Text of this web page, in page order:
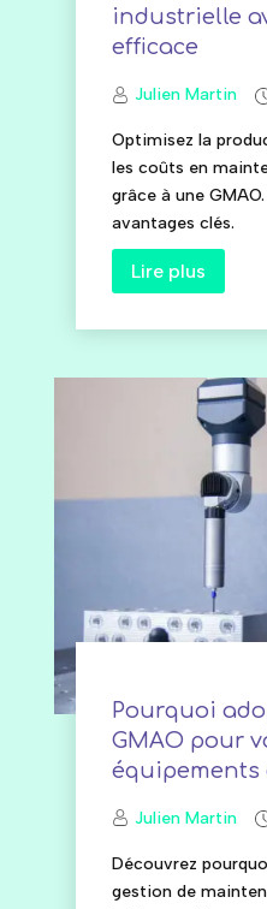
industrielle
efficace
Julien Martin
Optimisez la
les coûts en
grâce à une
avantages clés.
Lire plus
Pourquoi
GMAO pour
équipements
Julien Martin
Découvrez
gestion de